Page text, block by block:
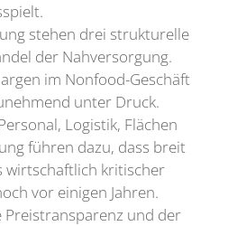
stehen drei strukturelle
der Nahversorgung.
im Nonfood-Geschäft
unter Druck.
Logistik, Flächen
führen dazu, dass breit
wirtschaftlich kritischer
vor einigen Jahren.
Preistransparenz und der